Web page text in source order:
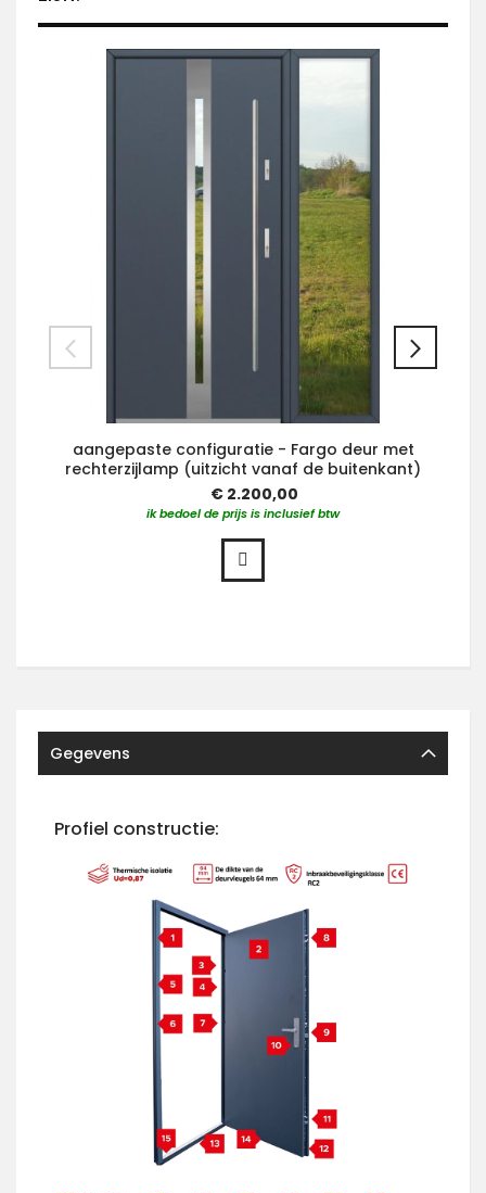
aangepaste configuratie - Fargo deur met
rechterzijlamp (uitzicht vanaf de buitenkant)
€ 2.200,00
ik bedoel de prijs is inclusief btw
Gegevens